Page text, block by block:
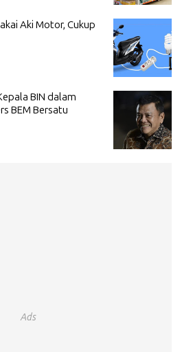
Aki Motor, Cukup
BIN dalam
BEM Bersatu
Ads